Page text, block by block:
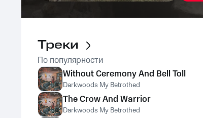
Треки
По популярности
Without Ceremony And Bell Toll
Darkwoods My Betrothed
The Crow And Warrior
Darkwoods My Betrothed